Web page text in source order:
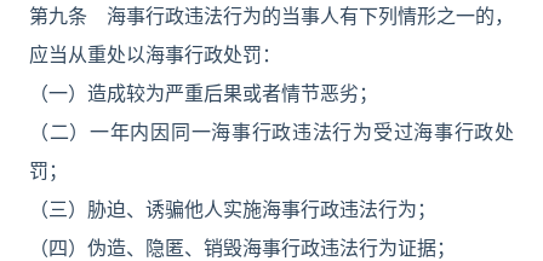
第九条 海事行政违法行为的当事人有下列情形之一的，
应当从重处以海事行政处罚：
（一）造成较为严重后果或者情节恶劣；
（二）一年内因同一海事行政违法行为受过海事行政处
罚；
（三）胁迫、诱骗他人实施海事行政违法行为；
（四）伪造、隐匿、销毁海事行政违法行为证据；